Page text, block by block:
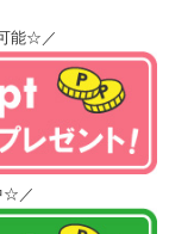
能☆／
☆／